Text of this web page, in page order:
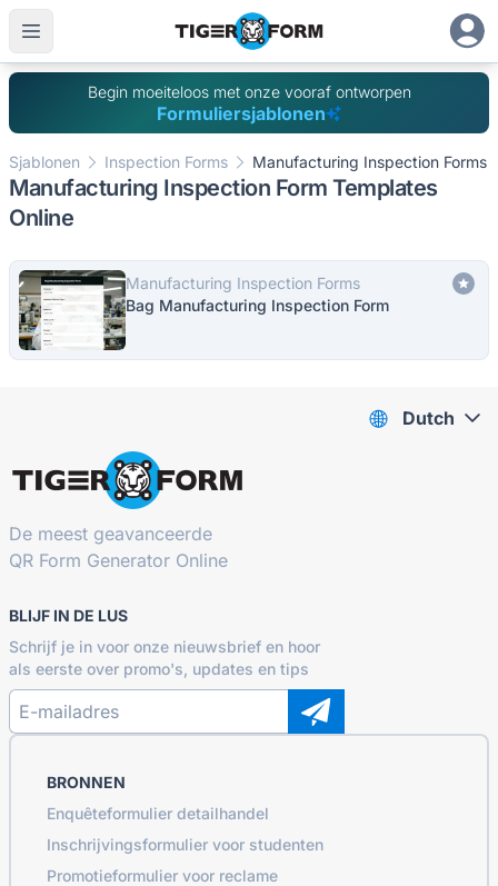
Begin moeiteloos met onze vooraf ontworpen
Formuliersjablonen
Sjablonen Inspection Forms Manufacturing Inspection Forms
Manufacturing Inspection Form Templates
Online
Manufacturing Inspection Forms
Bag Manufacturing Inspection Form
De meest geavanceerde
QR Form Generator Online
BLIJF IN DE LUS
Schrijf je in voor onze nieuwsbrief en hoor
als eerste over promo's, updates en tips
BRONNEN
Enquêteformulier detailhandel
Inschrijvingsformulier voor studenten
Promotieformulier voor reclame
Dutch